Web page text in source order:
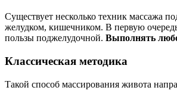
Существует несколько техник массажа
желудком, кишечником. В первую
пользы поджелудочной. Выполнять
Классическая методика
Такой способ массирования живота